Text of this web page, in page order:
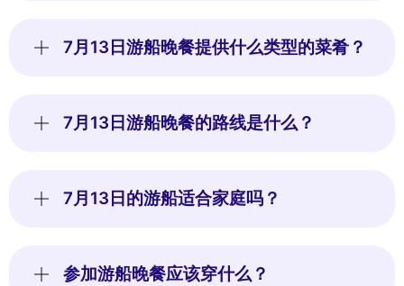
7月13日游船晚餐提供什么类型的菜肴？
7月13日游船晚餐的路线是什么？
7月13日的游船适合家庭吗？
参加游船晚餐应该穿什么？